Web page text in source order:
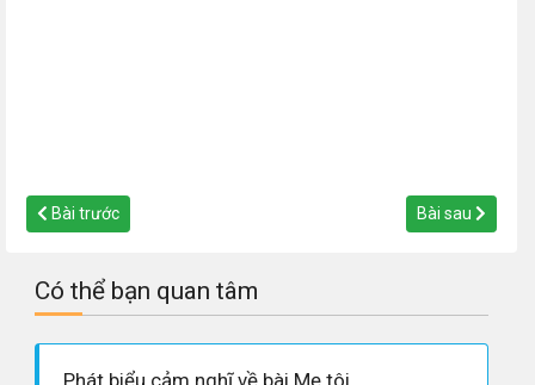
Bài trước Bài sau
Có thể bạn quan tâm
Phát biểu cảm nghĩ về bài Mẹ tôi